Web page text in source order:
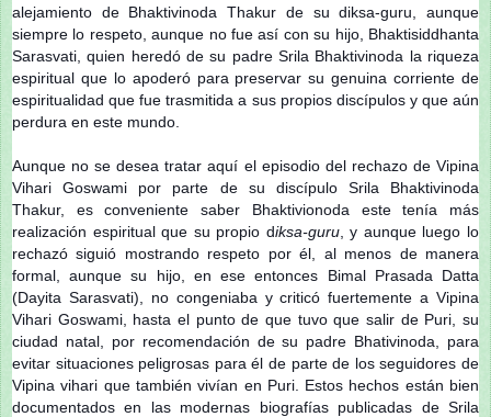
alejamiento de Bhaktivinoda Thakur de su diksa-guru, aunque
siempre lo respeto, aunque no fue así con su hijo, Bhaktisiddhanta
Sarasvati, quien heredó de su padre Srila Bhaktivinoda la riqueza
espiritual que lo apoderó para preservar su genuina corriente de
espiritualidad que fue trasmitida a sus propios discípulos y que aún
perdura en este mundo.
Aunque no se desea tratar aquí el episodio del rechazo de Vipina
Vihari Goswami por parte de su discípulo Srila Bhaktivinoda
Thakur, es conveniente saber Bhaktivionoda este tenía más
realización espiritual que su propio diksa-guru, y aunque luego lo
rechazó siguió mostrando respeto por él, al menos de manera
formal, aunque su hijo, en ese entonces Bimal Prasada Datta
(Dayita Sarasvati), no congeniaba y criticó fuertemente a Vipina
Vihari Goswami, hasta el punto de que tuvo que salir de Puri, su
ciudad natal, por recomendación de su padre Bhativinoda, para
evitar situaciones peligrosas para él de parte de los seguidores de
Vipina vihari que también vivían en Puri. Estos hechos están bien
documentados en las modernas biografías publicadas de Srila